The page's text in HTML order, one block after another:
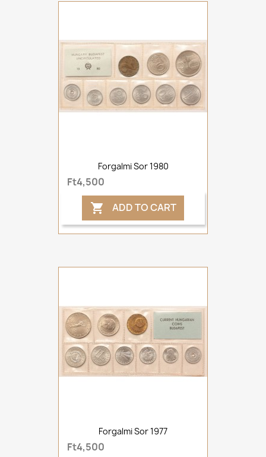
Forgalmi Sor 1980
Ft4,500
 ADD TO CART
Forgalmi Sor 1977
Ft4,500